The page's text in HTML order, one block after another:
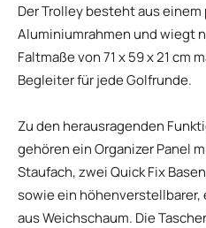
Der Trolley besteht aus
Aluminiumrahmen und wiegt
Faltmaße von 71 x 59 x 21 cm
Begleiter für jede Golfrunde.
Zu den herausragenden
gehören ein Organizer Panel
Staufach, zwei Quick Fix
sowie ein
aus Weichschaum. Die